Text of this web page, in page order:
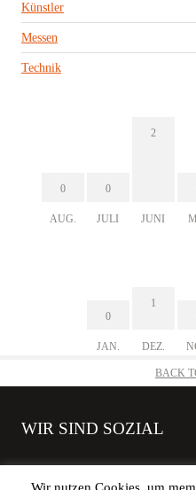
Künstler
Messen
Technik
0
AUG.
0
JULI
2
JUNI
0
JAN.
1
DEZ.
BACK
WIR SIND SOZIAL